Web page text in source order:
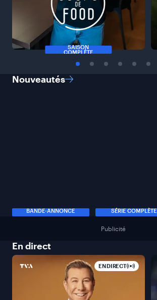
SAISON
COMPLÈTE
Nouveautés
BANDE-ANNONCE SÉRIE COMPLÈTE
Publicité
En direct
EN DIRECT